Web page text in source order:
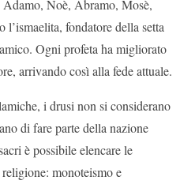
Adamo, Noè, Abramo, Mosè,
fondatore della setta
Ogni profeta ha migliorato
arrivando così alla fede attuale.
i drusi non si considerano
di fare parte della nazione
è possibile elencare le
monoteismo e